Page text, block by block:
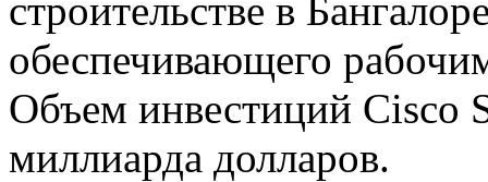
строительстве в
обеспечивающего
Объем инвестиций Cisco
миллиарда долларов.